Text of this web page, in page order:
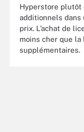
Hyperstore plutôt
additionnels dans
prix. L’achat de
moins cher que la
supplémentaires.